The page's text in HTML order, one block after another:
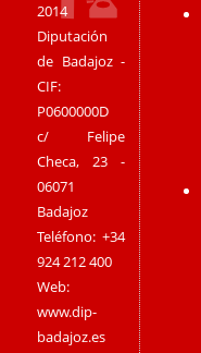
2014
Diputación
de Badajoz -
CIF:
P0600000D
c/ Felipe
Checa, 23 -
06071
Badajoz
Teléfono: +34
924 212 400
Web:
www.dip-
badajoz.es